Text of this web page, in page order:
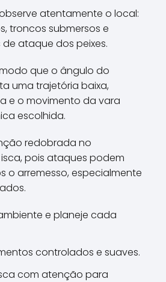
atentamente o local:
troncos submersos e
ataque dos peixes.
que o ângulo do
uma trajetória baixa,
e o movimento da vara
escolhida.
redobrada no
pois ataques podem
o arremesso, especialmente
e planeje cada
controlados e suaves.
com atenção para